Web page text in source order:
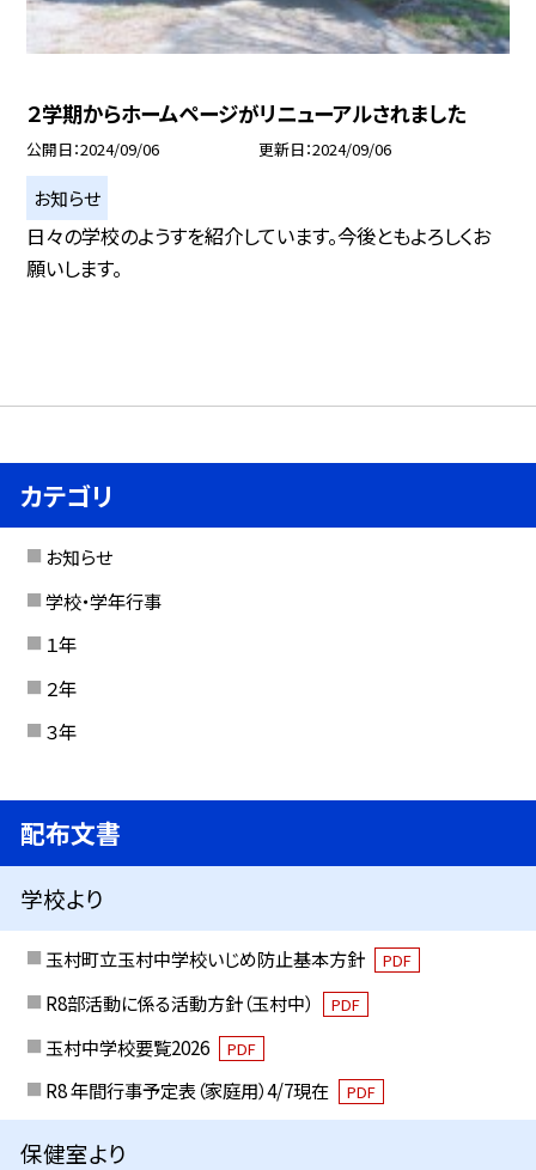
２学期からホームページがリニューアルされました
公開日 2024/09/06 更新日 2024/09/06
お知らせ
日々の学校のようすを紹介しています。今後ともよろしくお
願いします。
カテゴリ
お知らせ
学校・学年行事
１年
２年
３年
配布文書
学校より
玉村町立玉村中学校いじめ防止基本方針 PDF
R8部活動に係る活動方針（玉村中） PDF
玉村中学校要覧2026 PDF
R8 年間行事予定表（家庭用）4/7現在 PDF
保健室より